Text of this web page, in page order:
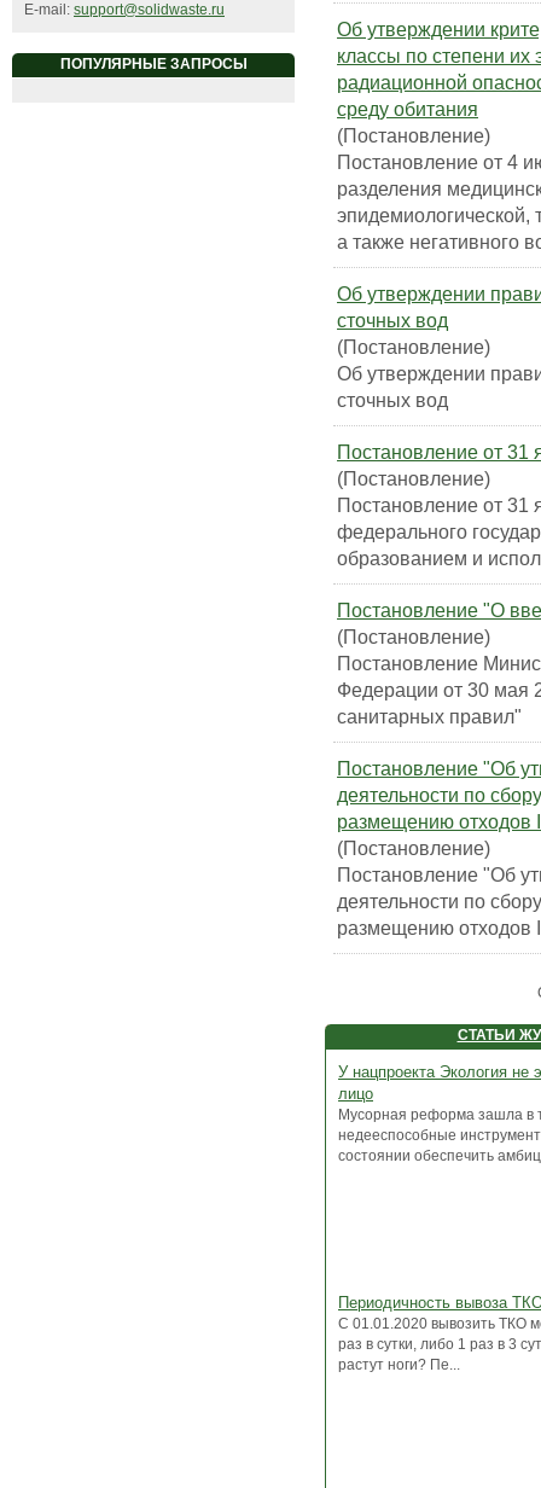
E-mail: support@solidwaste.ru
ПОПУЛЯРНЫЕ ЗАПРОСЫ
Об утверждении
классы по степени их
радиационной
среду обитания
(Постановление)
Постановление от 4
разделения
эпидемиологической,
а также негативного
Об утверждении
сточных вод
(Постановление)
Об утверждении
сточных вод
Постановление от 31
(Постановление)
Постановление от 31
федерального
образованием и
Постановление "О
(Постановление)
Постановление
Федерации от 30 мая
санитарных правил"
Постановление "Об
деятельности по
размещению отходов
(Постановление)
Постановление "Об
деятельности по
размещению отходов
СТАТЬИ
У нацпроекта Экология не
лицо
Мусорная реформа зашла в
недееспособные
состоянии обеспечить
Периодичность вывоза
С 01.01.2020 вывозить ТКО
раз в сутки, либо 1 раз в 3
растут ноги? Пе...